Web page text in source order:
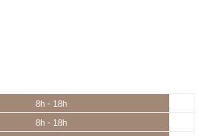
8h - 18h
8h - 18h